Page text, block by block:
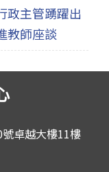
政主管踴躍出
教師座談
卓越大樓11樓